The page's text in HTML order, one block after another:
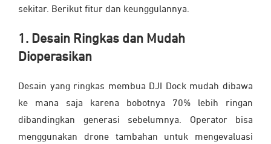
sekitar. Berikut fitur dan keunggulannya.
1. Desain Ringkas dan Mudah
Dioperasikan
Desain yang ringkas membua DJI Dock mudah dibawa
ke mana saja karena bobotnya 70% lebih ringan
dibandingkan generasi sebelumnya. Operator bisa
menggunakan drone tambahan untuk mengevaluasi